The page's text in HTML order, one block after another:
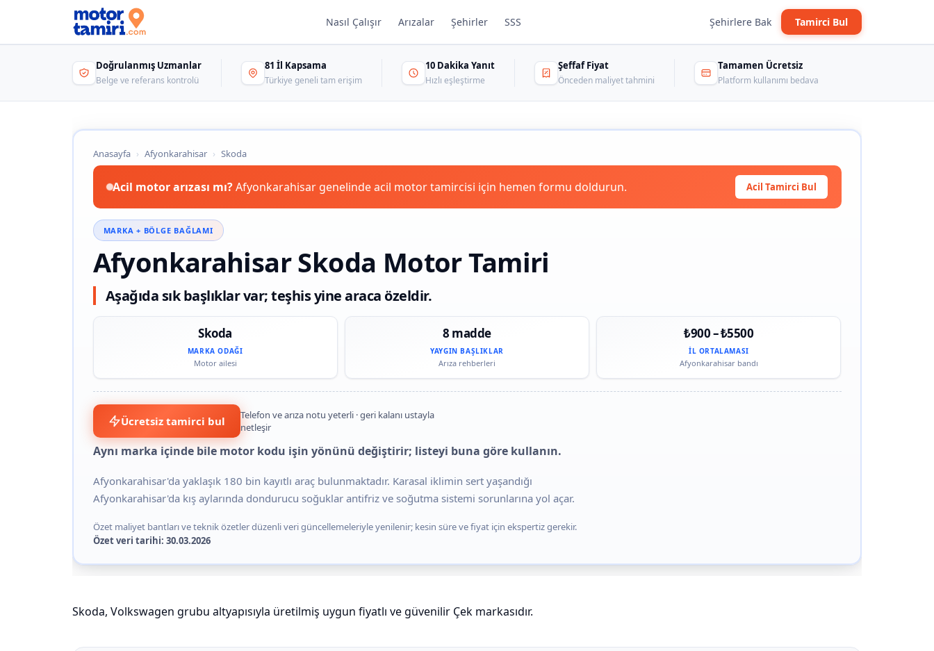
Nasıl Çalışır Arızalar Şehirler SSS Şehirlere Bak Tamirci Bul
Doğrulanmış Uzmanlar
Belge ve referans kontrolü
81 İl Kapsama
Türkiye geneli tam erişim
10 Dakika Yanıt
Hızlı eşleştirme
Şeffaf Fiyat
Önceden maliyet tahmini
Tamamen Ücretsiz
Platform kullanımı bedava
Anasayfa › Afyonkarahisar › Skoda
Acil motor arızası mı?Afyonkarahisar genelinde acil motor tamircisi için hemen formu doldurun. Acil Tamirci Bul
MARKA + BÖLGE BAĞLAMI
Afyonkarahisar Skoda Motor Tamiri
Aşağıda sık başlıklar var; teşhis yine araca özeldir.
Skoda
MARKA ODAĞI
Motor ailesi
8 madde
YAYGIN BAŞLIKLAR
Arıza rehberleri
₺900 – ₺5500
İL ORTALAMASI
Afyonkarahisar bandı
Ücretsiz tamirci bul
Telefon ve arıza notu yeterli · geri kalanı ustayla
netleşir
Aynı marka içinde bile motor kodu işin yönünü değiştirir; listeyi buna göre kullanın.
Afyonkarahisar'da yaklaşık 180 bin kayıtlı araç bulunmaktadır. Karasal iklimin sert yaşandığı
Afyonkarahisar'da kış aylarında dondurucu soğuklar antifriz ve soğutma sistemi sorunlarına yol açar.
Özet maliyet bantları ve teknik özetler düzenli veri güncellemeleriyle yenilenir; kesin süre ve fiyat için ekspertiz gerekir.
Özet veri tarihi: 30.03.2026
Skoda, Volkswagen grubu altyapısıyla üretilmiş uygun fiyatlı ve güvenilir Çek markasıdır.